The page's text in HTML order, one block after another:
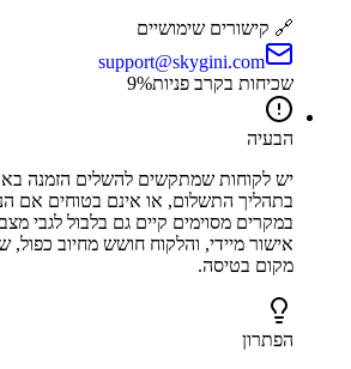
🔗 קישורים שימושיים
support@skygini.com
שכיחות בקרב פניות
9%
הבעיה
יש לקוחות שמתקשים להשלים הזמנה
בתהליך התשלום, או אינם בטוחים אם
במקרים מסוימים קיים גם בלבול לגבי
אישור מיידי, והלקוח חושש מחיוב
מקום בטיסה.
הפתרון